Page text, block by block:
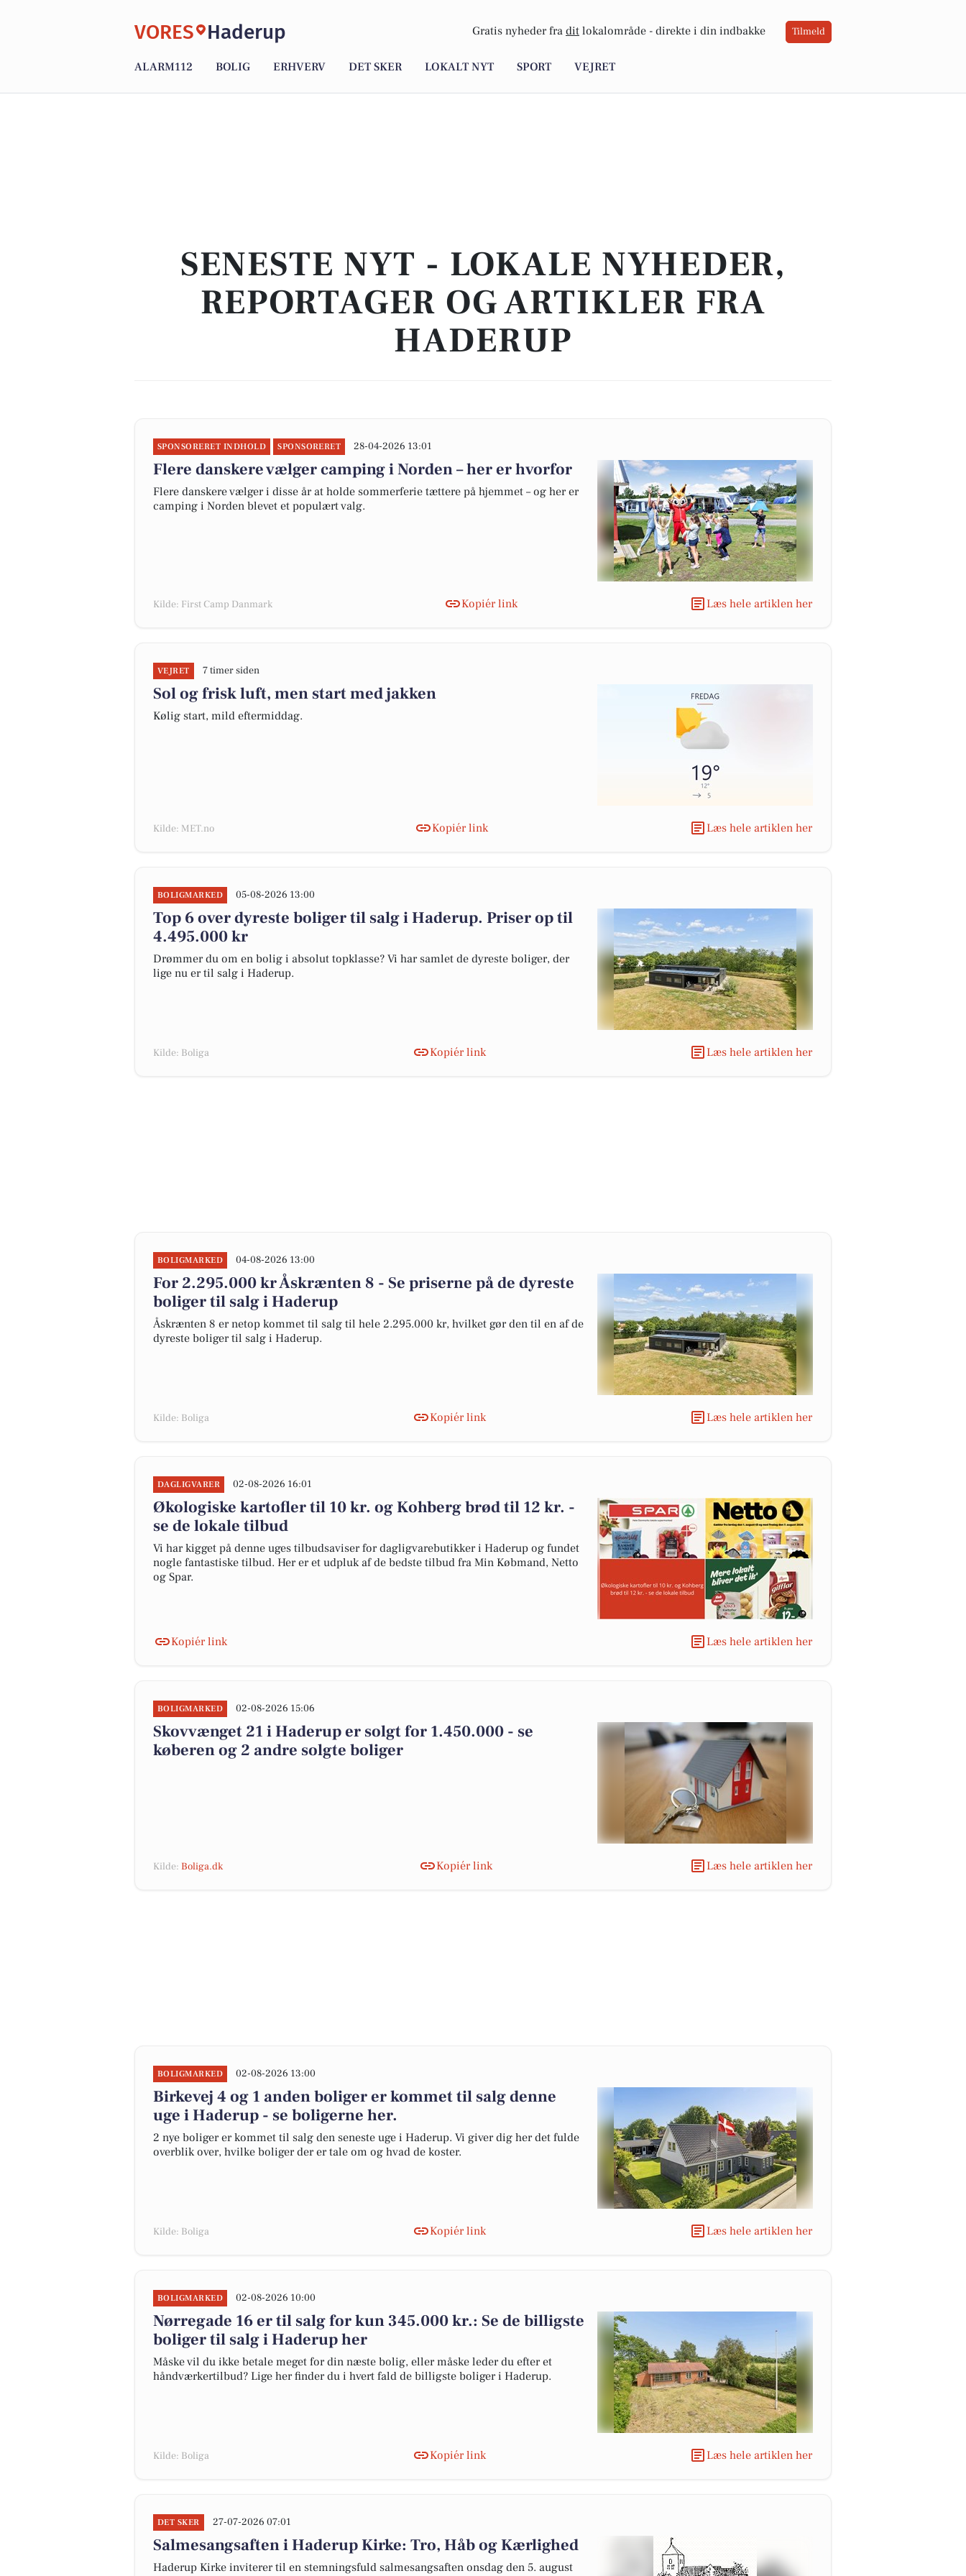
VORES Haderup Gratis nyheder fra dit lokalområde - direkte i din indbakke Tilmeld
ALARM112 BOLIG ERHVERV DET SKER LOKALT NYT SPORT VEJRET
SENESTE NYT - LOKALE NYHEDER,
REPORTAGER OG ARTIKLER FRA
HADERUP
SPONSORERET INDHOLD SPONSORERET 28-04-2026 13:01
Flere danskere vælger camping i Norden – her er hvorfor
Flere danskere vælger i disse år at holde sommerferie tættere på hjemmet – og her er
camping i Norden blevet et populært valg.
Kilde: First Camp Danmark Kopiér link Læs hele artiklen her
VEJRET 7 timer siden
Sol og frisk luft, men start med jakken
Kølig start, mild eftermiddag.
Kilde: MET.no Kopiér link Læs hele artiklen her
BOLIGMARKED 05-08-2026 13:00
Top 6 over dyreste boliger til salg i Haderup. Priser op til
4.495.000 kr
Drømmer du om en bolig i absolut topklasse? Vi har samlet de dyreste boliger, der
lige nu er til salg i Haderup.
Kilde: Boliga Kopiér link Læs hele artiklen her
BOLIGMARKED 04-08-2026 13:00
For 2.295.000 kr Åskrænten 8 - Se priserne på de dyreste
boliger til salg i Haderup
Åskrænten 8 er netop kommet til salg til hele 2.295.000 kr, hvilket gør den til en af de
dyreste boliger til salg i Haderup.
Kilde: Boliga Kopiér link Læs hele artiklen her
DAGLIGVARER 02-08-2026 16:01
Økologiske kartofler til 10 kr. og Kohberg brød til 12 kr. -
se de lokale tilbud
Vi har kigget på denne uges tilbudsaviser for dagligvarebutikker i Haderup og fundet
nogle fantastiske tilbud. Her er et udpluk af de bedste tilbud fra Min Købmand, Netto
og Spar.
Kopiér link Læs hele artiklen her
BOLIGMARKED 02-08-2026 15:06
Skovvænget 21 i Haderup er solgt for 1.450.000 - se
køberen og 2 andre solgte boliger
Kilde: Boliga.dk Kopiér link Læs hele artiklen her
BOLIGMARKED 02-08-2026 13:00
Birkevej 4 og 1 anden boliger er kommet til salg denne
uge i Haderup - se boligerne her.
2 nye boliger er kommet til salg den seneste uge i Haderup. Vi giver dig her det fulde
overblik over, hvilke boliger der er tale om og hvad de koster.
Kilde: Boliga Kopiér link Læs hele artiklen her
BOLIGMARKED 02-08-2026 10:00
Nørregade 16 er til salg for kun 345.000 kr.: Se de billigste
boliger til salg i Haderup her
Måske vil du ikke betale meget for din næste bolig, eller måske leder du efter et
håndværkertilbud? Lige her finder du i hvert fald de billigste boliger i Haderup.
Kilde: Boliga Kopiér link Læs hele artiklen her
DET SKER 27-07-2026 07:01
Salmesangsaften i Haderup Kirke: Tro, Håb og Kærlighed
Haderup Kirke inviterer til en stemningsfuld salmesangsaften onsdag den 5. august